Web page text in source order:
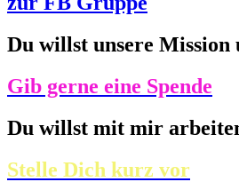
Du willst unsere Mission
Gib gerne eine Spende
Du willst mit mir
Stelle Dich kurz vor